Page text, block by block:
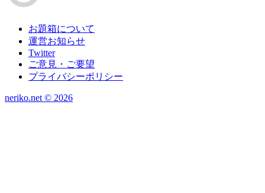
お題箱について
運営お知らせ
Twitter
ご意見・ご要望
プライバシーポリシー
neriko.net © 2026